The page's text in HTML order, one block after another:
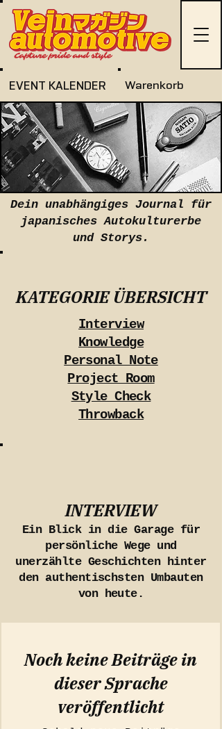
Warenkorb
EVENT KALENDER
Dein unabhängiges Journal für
japanisches Autokulturerbe
und Storys.
KATEGORIE ÜBERSICHT
Interview
Knowledge
Personal Note
Project Room
Style Check
Throwback
INTERVIEW
Ein Blick in die Garage für
persönliche Wege und
unerzählte Geschichten hinter
den authentischsten Umbauten
von heute.
Noch keine Beiträge in
dieser Sprache
veröffentlicht